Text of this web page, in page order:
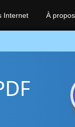
Internet À